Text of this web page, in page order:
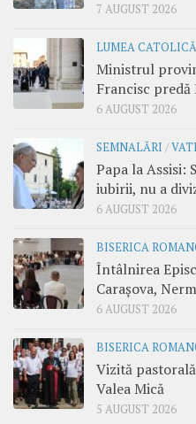
7 AUGUST 2026
LUMEA CATOLICĂ
Ministrul
Francisc predă
6 AUGUST 2026
SEMNALĂRI /
Papa la Assisi:
iubirii, nu a
6 AUGUST 2026
BISERICA
Întâlnirea
Carașova,
6 AUGUST 2026
BISERICA
Vizită
Valea Mică
5 AUGUST 2026